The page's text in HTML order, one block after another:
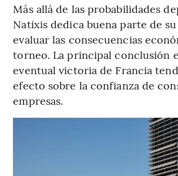
Más allá de las probabilidades
Natixis dedica buena parte de su
evaluar las consecuencias
torneo. La principal conclusión
eventual victoria de Francia
efecto sobre la confianza de
empresas.